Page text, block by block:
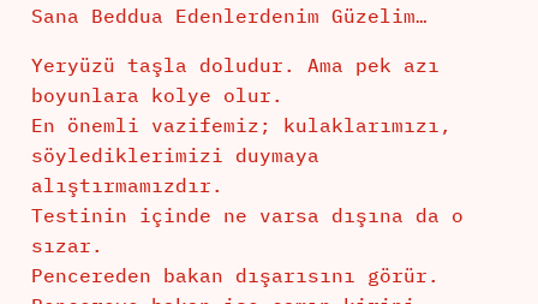
Sana Beddua Edenlerdenim Güzelim…
Yeryüzü taşla doludur. Ama pek azı
boyunlara kolye olur.
En önemli vazifemiz; kulaklarımızı,
söylediklerimizi duymaya
alıştırmamızdır.
Testinin içinde ne varsa dışına da o
sızar.
Pencereden bakan dışarısını görür.